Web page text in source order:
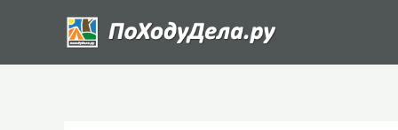
содержимому